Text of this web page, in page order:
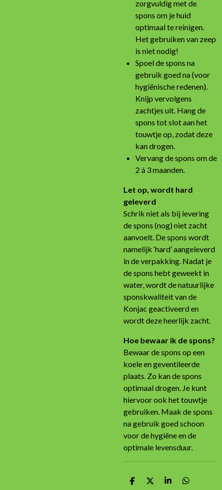
zorgvuldig met de
spons om je huid
optimaal te reinigen.
Het gebruiken van zeep
is niet nodig!
Spoel de spons na
gebruik goed na (voor
hygiënische redenen).
Knijp vervolgens
zachtjes uit. Hang de
spons tot slot aan het
touwtje op, zodat deze
kan drogen.
Vervang de spons om de
2 á 3 maanden.
Let op, wordt hard
geleverd
Schrik niet als bij levering
de spons (nog) niet zacht
aanvoelt. De spons wordt
namelijk ‘hard’ aangeleverd
in de verpakking. Nadat je
de spons hebt geweekt in
water, wordt de natuurlijke
sponskwaliteit van de
Konjac geactiveerd en
wordt deze heerlijk zacht.
Hoe bewaar ik de spons?
Bewaar de spons op een
koele en geventileerde
plaats. Zo kan de spons
optimaal drogen. Je kunt
hiervoor ook het touwtje
gebruiken. Maak de spons
na gebruik goed schoon
voor de hygiëne en de
optimale levensduur.
D
D
S
D